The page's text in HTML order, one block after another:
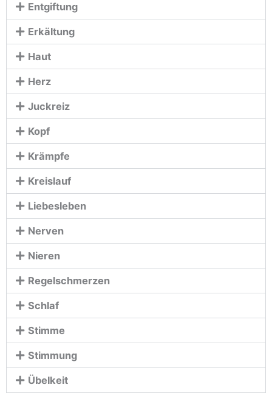
Entgiftung
Erkältung
Haut
Herz
Juckreiz
Kopf
Krämpfe
Kreislauf
Liebesleben
Nerven
Nieren
Regelschmerzen
Schlaf
Stimme
Stimmung
Übelkeit